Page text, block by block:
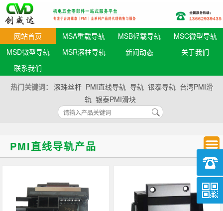
网站首页 MSA重载导轨 MSB轻载导轨
MSC微型导轨
MSD微型导轨
MSR滚柱导轨 新闻动态
关于我们
联系我们
热门关键词： 滚珠丝杆 PMI直线导轨 导轨 银泰导轨 台湾PMI滑
轨 银泰PMI滑块
PMI直线导轨产品